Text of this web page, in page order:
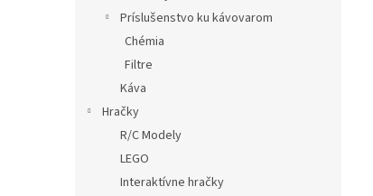
Príslušenstvo ku kávovarom
Chémia
Filtre
Káva
Hračky
R/C Modely
LEGO
Interaktívne hračky